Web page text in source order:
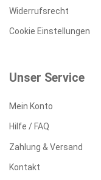
Widerrufsrecht
Cookie Einstellungen
Unser Service
Mein Konto
Hilfe / FAQ
Zahlung & Versand
Kontakt